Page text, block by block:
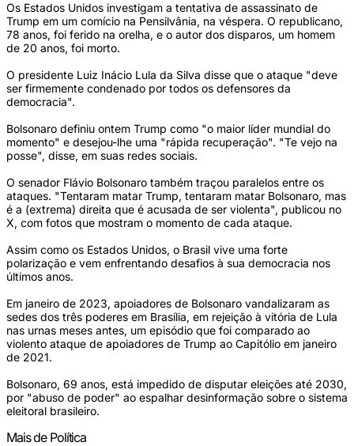
Os Estados Unidos investigam a tentativa de assassinato de
Trump em um comício na Pensilvânia, na véspera. O republicano,
78 anos, foi ferido na orelha, e o autor dos disparos, um homem
de 20 anos, foi morto.
O presidente Luiz Inácio Lula da Silva disse que o ataque "deve
ser firmemente condenado por todos os defensores da
democracia".
Bolsonaro definiu ontem Trump como "o maior líder mundial do
momento" e desejou-lhe uma "rápida recuperação". "Te vejo na
posse", disse, em suas redes sociais.
O senador Flávio Bolsonaro também traçou paralelos entre os
ataques. "Tentaram matar Trump, tentaram matar Bolsonaro, mas
é a (extrema) direita que é acusada de ser violenta", publicou no
X, com fotos que mostram o momento de cada ataque.
Assim como os Estados Unidos, o Brasil vive uma forte
polarização e vem enfrentando desafios à sua democracia nos
últimos anos.
Em janeiro de 2023, apoiadores de Bolsonaro vandalizaram as
sedes dos três poderes em Brasília, em rejeição à vitória de Lula
nas urnas meses antes, um episódio que foi comparado ao
violento ataque de apoiadores de Trump ao Capitólio em janeiro
de 2021.
Bolsonaro, 69 anos, está impedido de disputar eleições até 2030,
por "abuso de poder" ao espalhar desinformação sobre o sistema
eleitoral brasileiro.
Mais de Política